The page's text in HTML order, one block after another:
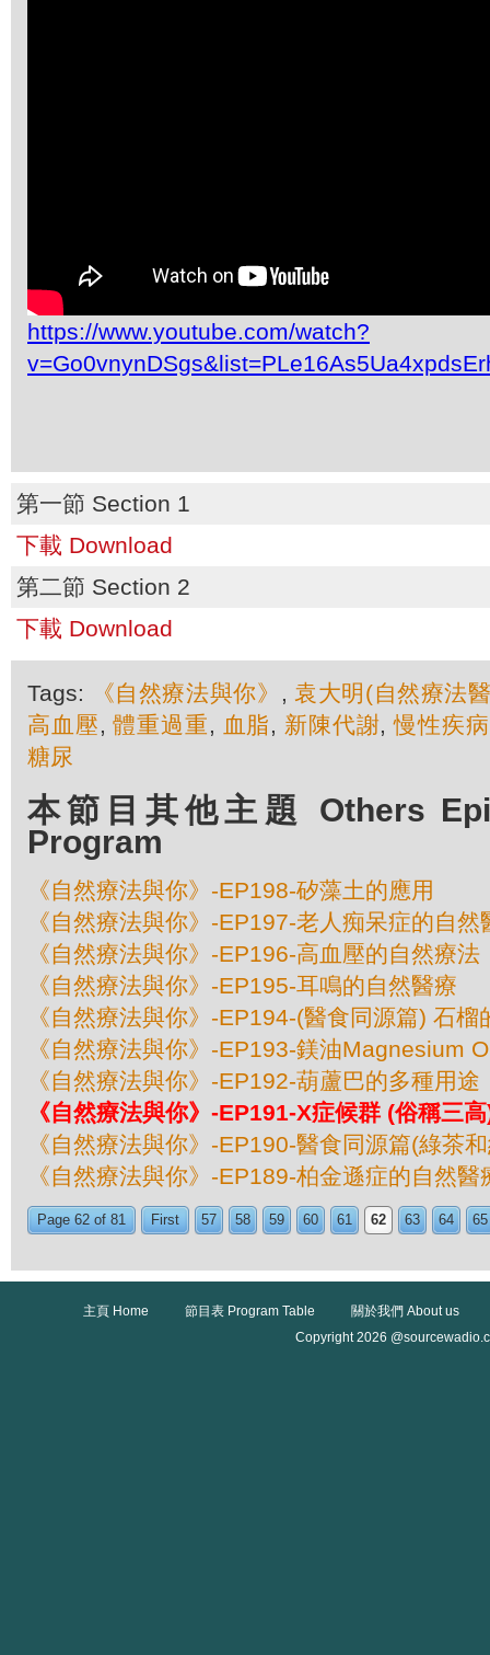
https://www.youtube.com/watch?
第一節 Section 1
下載 Download
第二節 Section 2
下載 Download
Tags: 《自然療法與你》 ,袁大明(自然療法
高血壓,體重過重, 血脂, 新陳代謝,慢性疾病
糖尿
本節目其他主題 Others
Program
《自然療法與你》-EP198-矽藻土的應用
《自然療法與你》-EP197-老人痴呆症的自然
《自然療法與你》-EP196-高血壓的自然療法
《自然療法與你》-EP195-耳鳴的自然醫療
《自然療法與你》-EP194-(醫食同源篇) 石榴
《自然療法與你》-EP193-鎂油Magnesium
《自然療法與你》-EP192-葫蘆巴的多種用途
《自然療法與你》-EP191-X症候群 (俗稱三
《自然療法與你》-EP190-醫食同源篇(綠茶
《自然療法與你》-EP189-柏金遜症的自然醫
Page 62 of 81 First 57 58 59 60 61 62 63 64 65
主頁 Home 節目表 Program Table
關於我們 About us
Copyright 2026